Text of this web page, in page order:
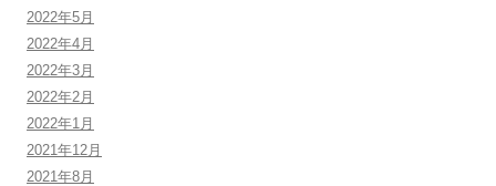
2022年5月
2022年4月
2022年3月
2022年2月
2022年1月
2021年12月
2021年8月